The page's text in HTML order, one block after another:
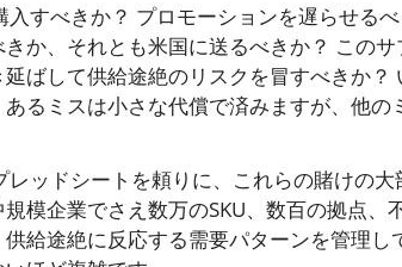
すべきか？ プロモーションを遅らせる
か、それとも米国に送るべきか？ この
ばして供給途絶のリスクを冒すべきか？
るミスは小さな代償で済みますが、他
ッドシートを頼りに、これらの賭けの
模企業でさえ数万のSKU、数百の拠点、
給途絶に反応する需要パターンを管理し